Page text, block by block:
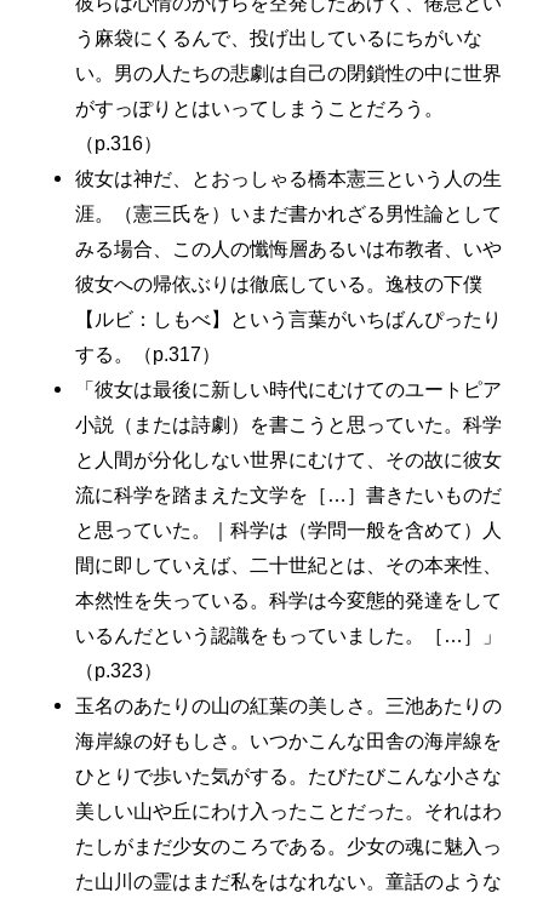
う麻袋にくるんで、投げ出しているにちがいな
い。男の人たちの悲劇は自己の閉鎖性の中に世界
がすっぽりとはいってしまうことだろう。
（p.316）
彼女は神だ、とおっしゃる橋本憲三という人の生
涯。（憲三氏を）いまだ書かれざる男性論として
みる場合、この人の懺悔層あるいは布教者、いや
彼女への帰依ぶりは徹底している。逸枝の下僕
【ルビ：しもべ】という言葉がいちばんぴったり
する。（p.317）
「彼女は最後に新しい時代にむけてのユートピア
小説（または詩劇）を書こうと思っていた。科学
と人間が分化しない世界にむけて、その故に彼女
流に科学を踏まえた文学を［…］書きたいものだ
と思っていた。｜科学は（学問一般を含めて）人
間に即していえば、二十世紀とは、その本来性、
本然性を失っている。科学は今変態的発達をして
いるんだという認識をもっていました。［…］」
（p.323）
玉名のあたりの山の紅葉の美しさ。三池あたりの
海岸線の好もしさ。いつかこんな田舎の海岸線を
ひとりで歩いた気がする。たびたびこんな小さな
美しい山や丘にわけ入ったことだった。それはわ
たしがまだ少女のころである。少女の魂に魅入っ
た山川の霊はまだ私をはなれない。童話のような